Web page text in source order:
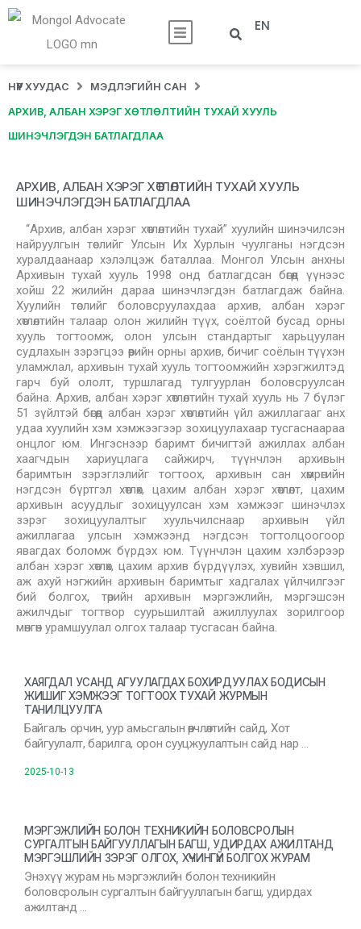
EN
НҮҮР ХУУДАС МЭДЛЭГИЙН САН
АРХИВ, АЛБАН ХЭРЭГ ХӨТЛӨЛТИЙН ТУХАЙ ХУУЛЬ
ШИНЭЧЛЭГДЭН БАТЛАГДЛАА
АРХИВ, АЛБАН ХЭРЭГ ХӨТЛӨЛТИЙН ТУХАЙ ХУУЛЬ
ШИНЭЧЛЭГДЭН БАТЛАГДЛАА
“Архив, албан хэрэг хөтлөлтийн тухай” хуулийн шинэчилсэн
найруулгын төслийг Улсын Их Хурлын чуулганы нэгдсэн
хуралдаанаар хэлэлцэж баталлаа. Монгол Улсын анхны
Архивын тухай хууль 1998 онд батлагдсан бөгөөд үүнээс
хойш 22 жилийн дараа шинэчлэгдэн батлагдаж байна.
Хуулийн төслийг боловсруулахдаа архив, албан хэрэг
хөтлөлтийн талаар олон жилийн түүх, соёлтой бусад орны
хууль тогтоомж, олон улсын стандартыг харьцуулан
судлахын зэрэгцээ өөрийн орны архив, бичиг соёлын түүхэн
уламжлал, архивын тухай хууль тогтоомжийн хэрэгжилтэд
гарч буй ололт, туршлагад тулгуурлан боловсруулсан
байна. Архив, албан хэрэг хөтлөлтийн тухай хууль нь 7 бүлэг
51 зүйлтэй бөгөөд албан хэрэг хөтлөлтийн үйл ажиллагааг анх
удаа хуулийн хэм хэмжээгээр зохицуулахаар тусгаснаараа
онцлог юм. Ингэснээр баримт бичигтэй ажиллах албан
хаагчдын хариуцлага сайжирч, түүнчлэн архивын
баримтын зэрэглэлийг тогтоох, архивын сан хөмрөгийн
нэгдсэн бүртгэл хөтлөх, цахим албан хэрэг хөтлөлт, цахим
архивын асуудлыг зохицуулсан хэм хэмжээг шинэчлэх
зэрэг зохицуулалтыг хуульчилснаар архивын үйл
ажиллагаа улсын хэмжээнд нэгдсэн тогтолцоогоор
явагдах боломж бүрдэх юм. Түүнчлэн цахим хэлбэрээр
албан хэрэг хөтлөх, цахим архив бүрдүүлэх, хувийн хэвшил,
аж ахуй нэгжийн архивын баримтыг хадгалах үйлчилгээг
бий болгох, төрийн архивын мэргэжлийн, мэргэшсэн
ажилчдыг тогтвор суурьшилтай ажиллуулах зорилгоор
мөнгөн урамшуулал олгох талаар тусгасан байна.
ХАЯГДАЛ УСАНД АГУУЛАГДАХ БОХИРДУУЛАХ БОДИСЫН
ЖИШИГ ХЭМЖЭЭГ ТОГТООХ ТУХАЙ ЖУРМЫН
ТАНИЛЦУУЛГА
Байгаль орчин, уур амьсгалын өөрчлөлтийн сайд, Хот
байгуулалт, барилга, орон сууцжуулалтын сайд нар …
2025-10-13
МЭРГЭЖЛИЙН БОЛОН ТЕХНИКИЙН БОЛОВСРОЛЫН
СУРГАЛТЫН БАЙГУУЛЛАГЫН БАГШ, УДИРДАХ АЖИЛТАНД
МЭРГЭШЛИЙН ЗЭРЭГ ОЛГОХ, ХҮЧИНГҮЙ БОЛГОХ ЖУРАМ
Энэхүү журам нь мэргэжлийн болон техникийн
боловсролын сургалтын байгууллагын багш, удирдах
ажилтанд …